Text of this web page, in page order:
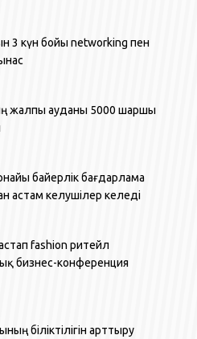
3 күн бойы networking пен
жалпы ауданы 5000 шаршы
байерлік бағдарлама
астам келушілер келеді
fashion ритейл
бизнес-конференция
біліктілігін арттыру